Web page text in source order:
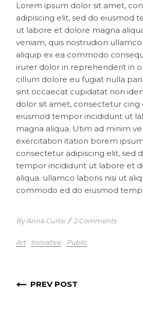
Lorem ipsum dolor sit amet,
adipiscing elit, sed do eiusmod
ut labore et dolore magna
veniam, quis nostrudion
aliquip ex ea commodo
irurer dolor in reprehenderit in
cillum dolore eu fugiat nulla
sint occaecat cupidatat non
dolor sit amet, consectetur cing
eiusmod tempor incididunt ut
magna aliqua. Utim ad minim
exercitation itation borem
consectetur adipiscing elit, sed
tempor incididunt ut labore et
aliqua. ullamco laboris nisi ut
commodo ed do eiusmod
By Anna Curtis / 2 Comments
Art Inovative Public
PREV POST